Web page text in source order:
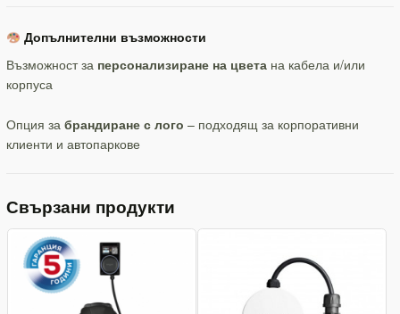
Допълнителни възможности
Възможност за персонализиране на цвета на кабела и/или
корпуса
Опция забрандиране с лого – подходящ за корпоративни
клиенти и автопаркове
Свързани продукти